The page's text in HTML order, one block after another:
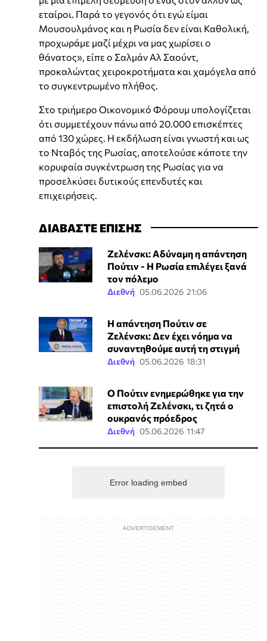
εταίροι. Παρά το γεγονός ότι εγώ είμαι
Μουσουλμάνος και η Ρωσία δεν είναι Καθολική,
προχωράμε μαζί μέχρι να μας χωρίσει ο
θάνατος», είπε ο Σαλμάν Αλ Σαούντ,
προκαλώντας χειροκροτήματα και χαμόγελα από
το συγκεντρωμένο πλήθος.
Στο τριήμερο Οικονομικό Φόρουμ υπολογίζεται
ότι συμμετέχουν πάνω από 20.000 επισκέπτες
από 130 χώρες. Η εκδήλωση είναι γνωστή και ως
το Νταβός της Ρωσίας, αποτελούσε κάποτε την
κορυφαία συγκέντρωση της Ρωσίας για να
προσελκύσει δυτικούς επενδυτές και
επιχειρήσεις.
ΔΙΑΒΑΣΤΕ ΕΠΙΣΗΣ
Ζελένσκι: Αδύναμη η απάντηση
Πούτιν - Η Ρωσία επιλέγει ξανά
τον πόλεμο
Διεθνή 05.06.2026 21:06
Η απάντηση Πούτιν σε
Ζελένσκι: Δεν έχει νόημα να
συναντηθούμε αυτή τη στιγμή
Διεθνή 05.06.2026 18:31
Ο Πούτιν ενημερώθηκε για την
επιστολή Ζελένσκι, τι ζητά ο
ουκρανός πρόεδρος
Διεθνή 05.06.2026 11:47
Error loading embed